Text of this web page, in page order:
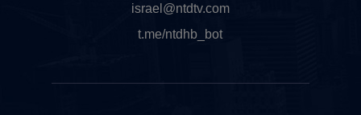
israel@ntdtv.com
t.me/ntdhb_bot